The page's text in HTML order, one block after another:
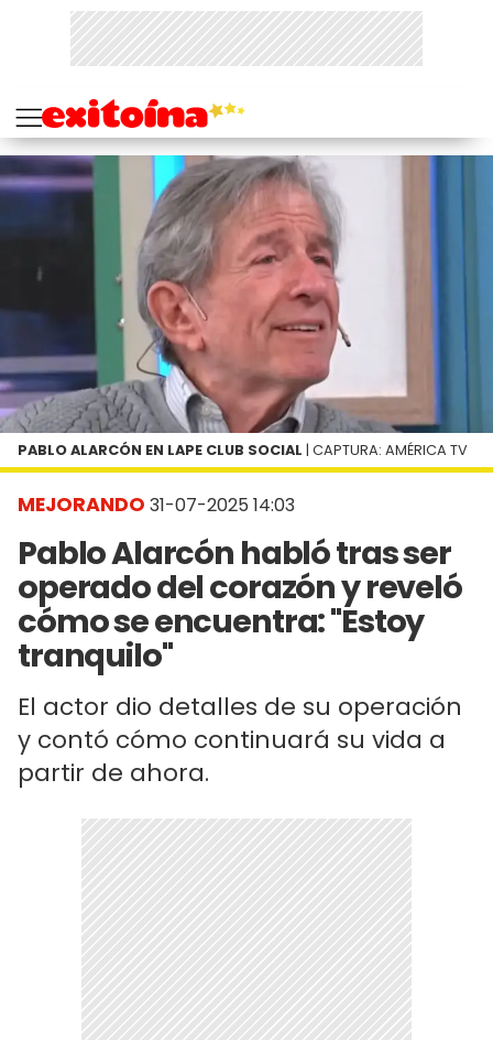
MEJORANDO 31-07-2025 14:03
Pablo Alarcón habló tras ser
operado del corazón y reveló
cómo se encuentra: "Estoy
tranquilo"
El actor dio detalles de su operación
y contó cómo continuará su vida a
partir de ahora.
PABLO ALARCÓN EN LAPE CLUB SOCIAL | CAPTURA: AMÉRICA TV